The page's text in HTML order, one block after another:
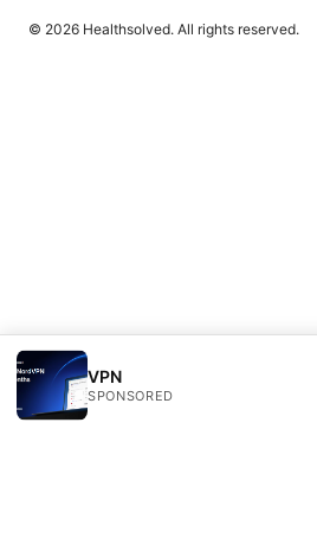
VPN
SPONSORED
© 2026 Healthsolved. All rights reserved.